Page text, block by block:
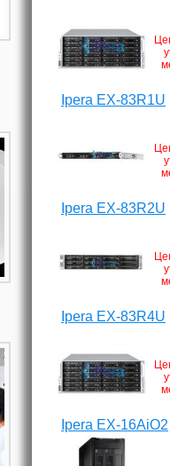
Ipera EX-83R1U
Ipera EX-83R2U
Ipera EX-83R4U
Ipera EX-16AiO2